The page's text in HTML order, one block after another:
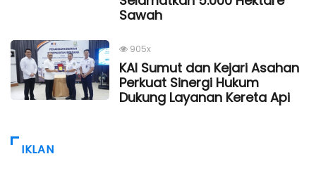
Sawah
905x
KAI Sumut dan Kejari Asahan
Perkuat Sinergi Hukum
Dukung Layanan Kereta Api
IKLAN